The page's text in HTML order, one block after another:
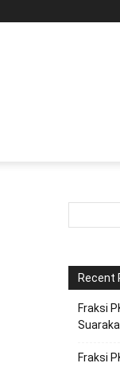
Recent
Fraksi
Fraksi